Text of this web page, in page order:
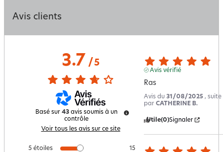
Avis clients
3.7/ 5
Basé sur 43 avis soumis à un
contrôle
Voir tous les avis sur ce site
5 étoiles
15
Avis vérifié
Ras
Avis du 31/08/2025 , suite
par CATHERINE B.
Utile(0)Signaler